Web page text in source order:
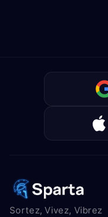
Sortez, Vivez, Vibrez